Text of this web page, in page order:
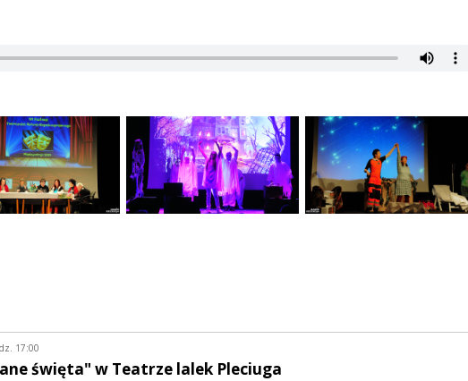
17:00
święta" w Teatrze lalek Pleciuga